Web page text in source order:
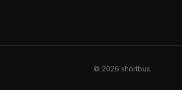
© 2026 shortbus.